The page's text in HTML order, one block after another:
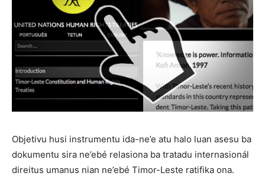
Objetivu husi instrumentu ida-ne’e atu halo luan asesu ba
dokumentu sira ne’ebé relasiona ba tratadu internasionál
direitus umanus nian ne’ebé Timor-Leste ratifika ona.